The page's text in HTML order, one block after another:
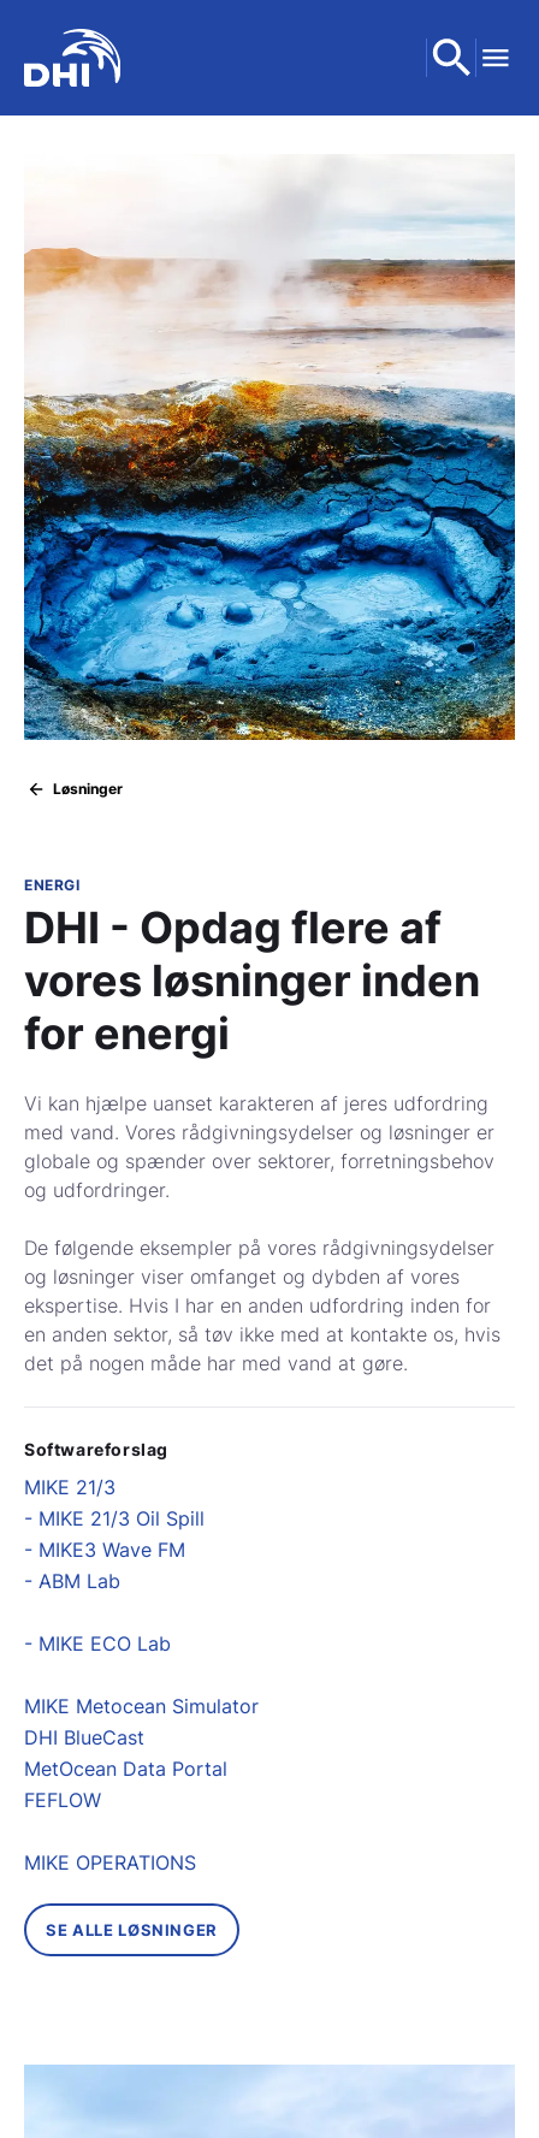
Løsninger
ENERGI
DHI - Opdag flere af
vores løsninger inden
for energi
Vi kan hjælpe uanset karakteren af jeres udfordring
med vand. Vores rådgivningsydelser og løsninger er
globale og spænder over sektorer, forretningsbehov
og udfordringer.
De følgende eksempler på vores rådgivningsydelser
og løsninger viser omfanget og dybden af vores
ekspertise. Hvis I har en anden udfordring inden for
en anden sektor, så tøv ikke med at kontakte os, hvis
det på nogen måde har med vand at gøre.
Softwareforslag
MIKE 21/3
- MIKE 21/3 Oil Spill
- MIKE3 Wave FM
- ABM Lab
- MIKE ECO Lab
MIKE Metocean Simulator
DHI BlueCast
MetOcean Data Portal
FEFLOW
MIKE OPERATIONS
SE ALLE LØSNINGER